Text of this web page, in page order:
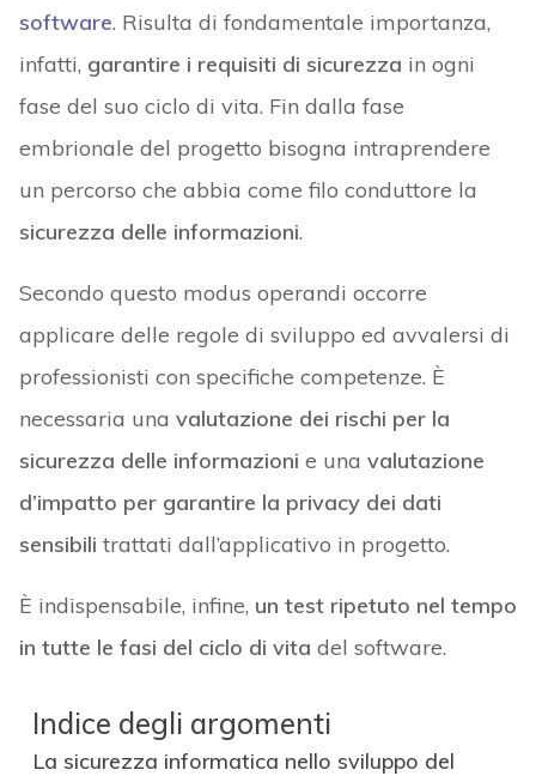
software. Risulta di fondamentale importanza,
infatti, garantire i requisiti di sicurezza in ogni
fase del suo ciclo di vita. Fin dalla fase
embrionale del progetto bisogna intraprendere
un percorso che abbia come filo conduttore la
sicurezza delle informazioni.
Secondo questo modus operandi occorre
applicare delle regole di sviluppo ed avvalersi di
professionisti con specifiche competenze. È
necessaria una valutazione dei rischi per la
sicurezza delle informazioni e una valutazione
d’impatto per garantire la privacy dei dati
sensibili trattati dall’applicativo in progetto.
È indispensabile, infine, un test ripetuto nel tempo
in tutte le fasi del ciclo di vita del software.
Indice degli argomenti
La sicurezza informatica nello sviluppo del